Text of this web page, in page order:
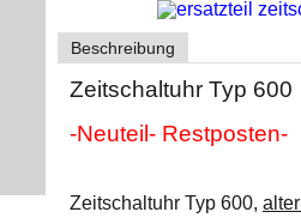
Beschreibung
Zeitschaltuhr Typ
-Neuteil- Restposten-
Zeitschaltuhr Typ 600,